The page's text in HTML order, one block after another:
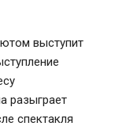
выступит
разыграет
спектакля